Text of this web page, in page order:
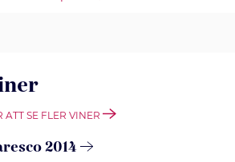
ATT SE FLER VINER
2014